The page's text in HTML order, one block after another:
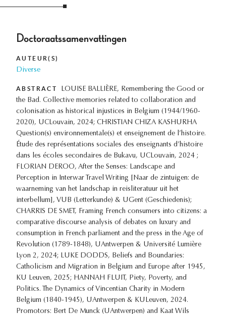
Doctoraatssamenvattingen
AUTEUR(S)
Diverse
ABSTRACT
LOUISE BALLIÈRE, Remembering the Good or
the Bad. Collective memories related to collaboration and
colonisation as historical injustices in Belgium (1944/1960-
2020), UCLouvain, 2024; CHRISTIAN CHIZA KASHURHA
Question(s) environnementale(s) et enseignement de l’histoire.
Étude des représentations sociales des enseignants d’histoire
dans les écoles secondaires de Bukavu, UCLouvain, 2024 ;
FLORIAN DEROO, After the Senses: Landscape and
Perception in Interwar Travel Writing [Naar de zintuigen: de
waarneming van het landschap in reisliteratuur uit het
interbellum], VUB (Letterkunde) & UGent (Geschiedenis);
CHARRIS DE SMET, Framing French consumers into citizens: a
comparative discourse analysis of debates on luxury and
consumption in French parliament and the press in the Age of
Revolution (1789-1848), UAntwerpen & Université Lumière
Lyon 2, 2024; LUKE DODDS, Beliefs and Boundaries:
Catholicism and Migration in Belgium and Europe after 1945,
KU Leuven, 2025; HANNAH FLUIT, Piety, Poverty, and
Politics. The Dynamics of Vincentian Charity in Modern
Belgium (1840-1945), UAntwerpen & KULeuven, 2024.
Promotors: Bert De Munck (UAntwerpen) and Kaat Wils